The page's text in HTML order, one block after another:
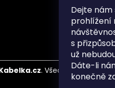
Dejte
prohlížení
s
už
Dáte-li
konečně
. Všechna práva